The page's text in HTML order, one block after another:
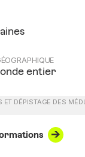
entier
ET DÉPISTAGE DES